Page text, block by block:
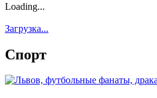
Loading...
Загрузка...
Спорт